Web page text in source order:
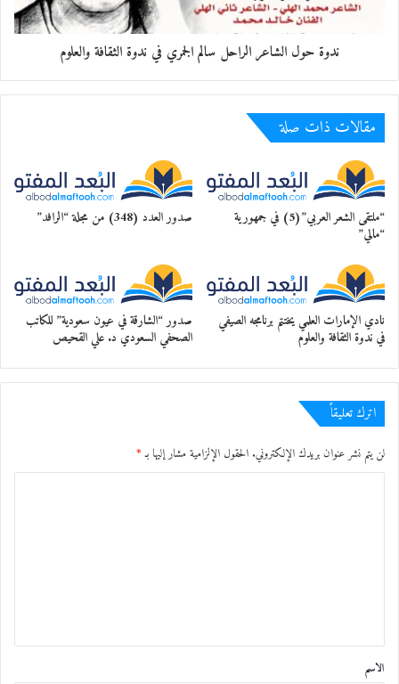
فلسطينيون وفرقة “أصايل” الفلسطينية حفلات
في المناسبة.
معجب بهذه:
ندوة حول الشاعر الراحل سالم الجمري في ندوة الثقافة والعلوم
مقالات ذات صلة
“ملتقى الشعر العربي”(5) في جمهورية
“مالي”
صدور العدد (348) من مجلة “الرافد”
نادي الإمارات العلمي يختتم برنامجه الصيفي
في ندوة الثقافة والعلوم
صدور “الشارقة في عيون سعودية” للكاتب
الصحفي السعودي د. علي القحيص
اترك تعليقاً
لن يتم نشر عنوان بريدك الإلكتروني. الحقول الإلزامية مشار إليها بـ*
ق
*
الاسم